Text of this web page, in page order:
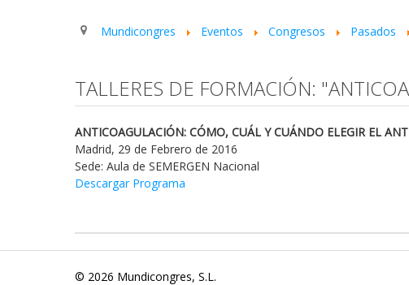
Mundicongres Eventos Congresos Pasados
TALLERES DE FORMACIÓN:
ANTICOAGULACIÓN: CÓMO, CUÁL Y CUÁNDO ELEGIR EL
Madrid, 29 de Febrero de 2016
Sede: Aula de SEMERGEN Nacional
Descargar Programa
© 2026 Mundicongres, S.L.